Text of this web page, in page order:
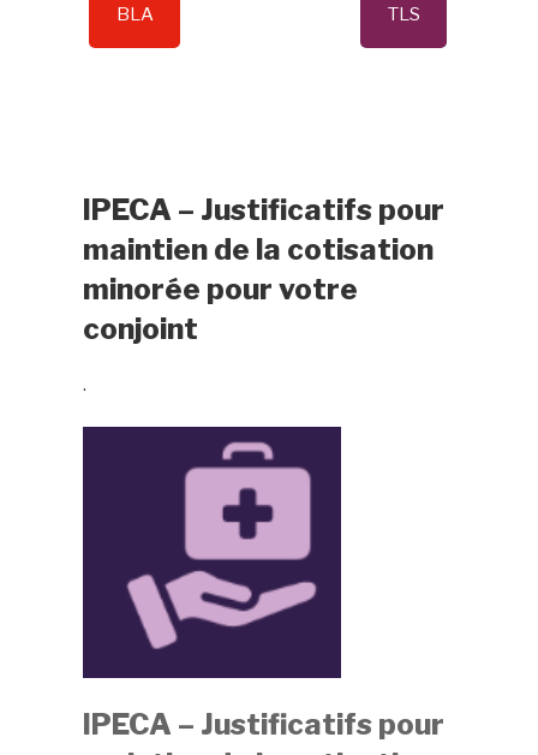
BLA TLS
IPECA – Justificatifs pour
maintien de la cotisation
minorée pour votre
conjoint
.
IPECA – Justificatifs pour